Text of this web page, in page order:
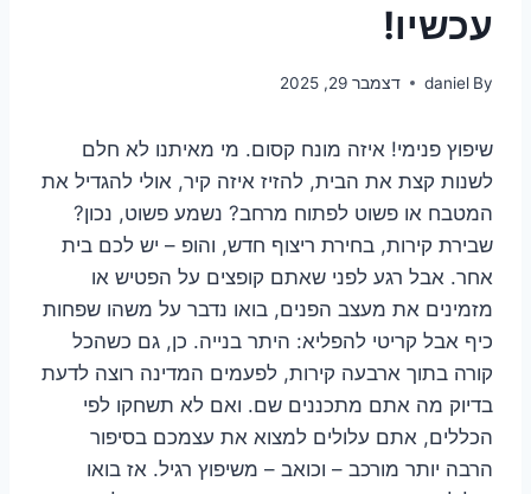
עכשיו!
By
daniel דצמבר 29, 2025
שיפוץ פנימי! איזה מונח קסום. מי מאיתנו לא חלם
לשנות קצת את הבית, להזיז איזה קיר, אולי להגדיל את
המטבח או פשוט לפתוח מרחב? נשמע פשוט, נכון?
שבירת קירות, בחירת ריצוף חדש, והופ – יש לכם בית
אחר. אבל רגע לפני שאתם קופצים על הפטיש או
מזמינים את מעצב הפנים, בואו נדבר על משהו שפחות
כיף אבל קריטי להפליא: היתר בנייה. כן, גם כשהכל
קורה בתוך ארבעה קירות, לפעמים המדינה רוצה לדעת
בדיוק מה אתם מתכננים שם. ואם לא תשחקו לפי
הכללים, אתם עלולים למצוא את עצמכם בסיפור
הרבה יותר מורכב – וכואב – משיפוץ רגיל. אז בואו